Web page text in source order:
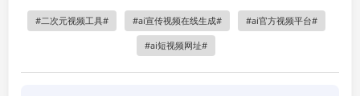
二次元视频工具 ai宣传视频在线生成 ai官方视频平台
ai短视频网址